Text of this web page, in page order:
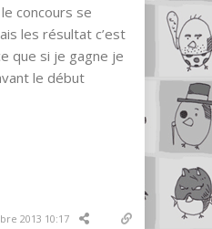
concours se
les résultat c’est
que si je gagne je
le début
2013 10:17